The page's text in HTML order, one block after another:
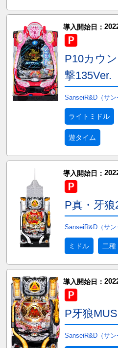
導入開始日：
P10カウ
撃135Ver.
SanseiR&D（サン
ライトミドル
遊タイム
導入開始日：
P真・牙狼
SanseiR&D（サン
ミドル 二種
導入開始日：
P牙狼
SanseiR&D（サン